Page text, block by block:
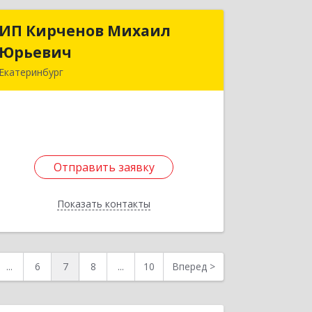
ИП Кирченов Михаил
Юрьевич
Екатеринбург
Отправить заявку
Показать контакты
ИП Кирченов Михаил
Подробнее
... 6 7 8 ... 10 Вперед >